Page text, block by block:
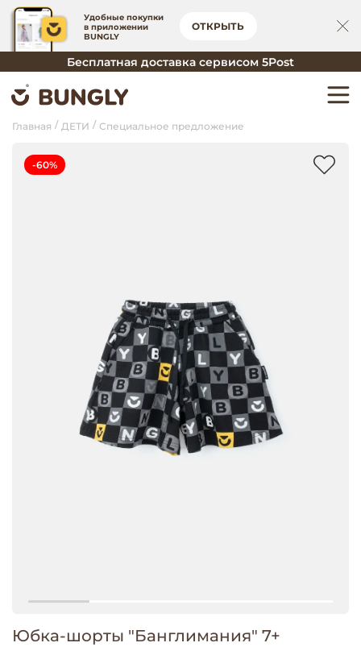
Удобные покупки
в приложении
BUNGLY
ОТКРЫТЬ
Бесплатная доставка сервисом 5Post
Главная ДЕТИ Специальное предложение
-60%
Юбка-шорты "Банглимания" 7+